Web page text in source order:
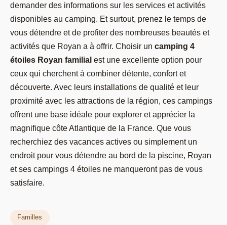
demander des informations sur les services et activités
disponibles au camping. Et surtout, prenez le temps de
vous détendre et de profiter des nombreuses beautés et
activités que Royan a à offrir. Choisir un camping 4
étoiles Royan familial est une excellente option pour
ceux qui cherchent à combiner détente, confort et
découverte. Avec leurs installations de qualité et leur
proximité avec les attractions de la région, ces campings
offrent une base idéale pour explorer et apprécier la
magnifique côte Atlantique de la France. Que vous
recherchiez des vacances actives ou simplement un
endroit pour vous détendre au bord de la piscine, Royan
et ses campings 4 étoiles ne manqueront pas de vous
satisfaire.
Familles